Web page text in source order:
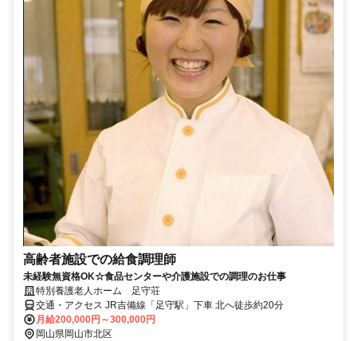
高齢者施設での給食調理師
未経験無資格OK☆食品センターや介護施設での調理のお仕事
特別養護老人ホーム 足守荘
交通・アクセス JR吉備線「足守駅」下車 北へ徒歩約20分
月給200,000円～300,000円
岡山県岡山市北区